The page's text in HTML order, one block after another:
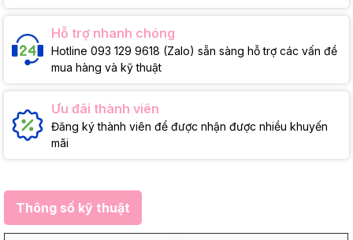
Hỗ trợ nhanh chóng
Hotline 093 129 9618 (Zalo) sẵn sàng hỗ trợ các vấn đề
mua hàng và kỹ thuật
Ưu đãi thành viên
Đăng ký thành viên để được nhận được nhiều khuyến
mãi
Thông số kỹ thuật